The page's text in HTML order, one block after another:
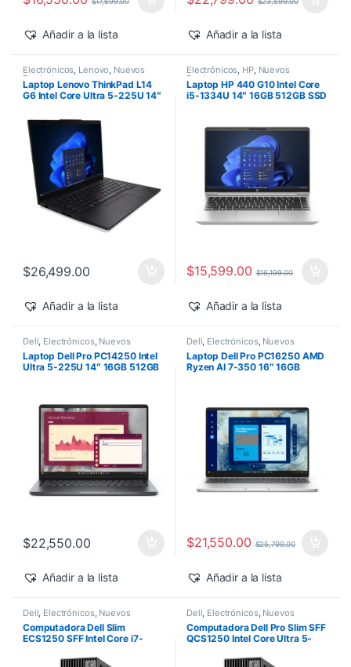
Añadir a la lista Añadir a la lista
Electrónicos, Lenovo, Nuevos
Productos
Laptop Lenovo ThinkPad L14
G6 Intel Core Ultra 5-225U 14″
Pro
$26,499.00
Añadir a la lista
Electrónicos, HP, Nuevos
Productos
Laptop HP 440 G10 Intel Core
i5-1334U 14″ 16GB 512GB SSD
$15,599.00 $16,199.00
Añadir a la lista
Dell, Electrónicos, Nuevos
Productos
Laptop Dell Pro PC14250 Intel
Ultra 5-225U 14″ 16GB 512GB
$22,550.00
Añadir a la lista
Dell, Electrónicos, Nuevos
Productos
Laptop Dell Pro PC16250 AMD
Ryzen AI 7-350 16″ 16GB
$21,550.00 $25,799.00
Añadir a la lista
Dell Electrónicos, Nuevos
Productos
Computadora Dell Slim
ECS1250 SFF Intel Core i7-
Windows 11 Pro
Dell Electrónicos, Nuevos
Productos
Computadora Dell Pro Slim SFF
QCS1250 Intel Core Ultra 5-
Windows 11 Pro